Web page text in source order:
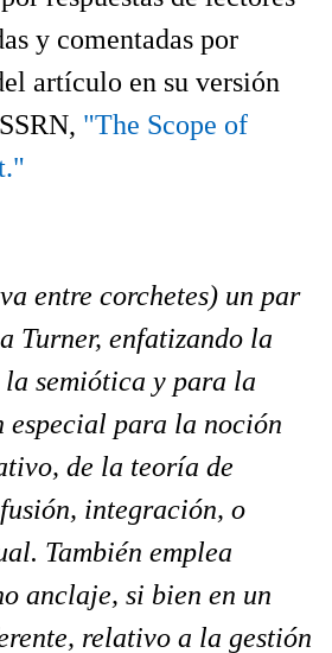
y comentadas por
artículo en su versión
"The Scope of
entre corchetes) un par
Turner, enfatizando la
semiótica y para la
especial para la noción
de la teoría de
integración, o
También emplea
anclaje, si bien en un
relativo a la gestión